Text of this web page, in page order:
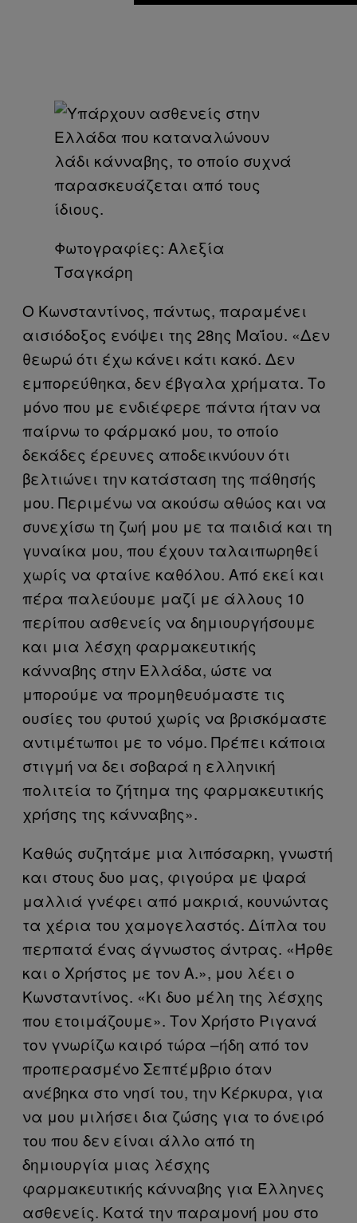
Φωτογραφίες: Αλεξία
Τσαγκάρη
Ο Κωνσταντίνος, πάντως, παραμένει
αισιόδοξος ενόψει της 28ης Μαΐου. «Δεν
θεωρώ ότι έχω κάνει κάτι κακό. Δεν
εμπορεύθηκα, δεν έβγαλα χρήματα. Το
μόνο που με ενδιέφερε πάντα ήταν να
παίρνω το φάρμακό μου, το οποίο
δεκάδες έρευνες αποδεικνύουν ότι
βελτιώνει την κατάσταση της πάθησής
μου. Περιμένω να ακούσω αθώος και να
συνεχίσω τη ζωή μου με τα παιδιά και τη
γυναίκα μου, που έχουν ταλαιπωρηθεί
χωρίς να φταίνε καθόλου. Από εκεί και
πέρα παλεύουμε μαζί με άλλους 10
περίπου ασθενείς να δημιουργήσουμε
και μια λέσχη φαρμακευτικής
κάνναβης στην Ελλάδα, ώστε να
μπορούμε να προμηθευόμαστε τις
ουσίες του φυτού χωρίς να βρισκόμαστε
αντιμέτωποι με το νόμο. Πρέπει κάποια
στιγμή να δει σοβαρά η ελληνική
πολιτεία το ζήτημα της φαρμακευτικής
χρήσης της κάνναβης».
Καθώς συζητάμε μια λιπόσαρκη, γνωστή
και στους δυο μας, φιγούρα με ψαρά
μαλλιά γνέφει από μακριά, κουνώντας
τα χέρια του χαμογελαστός. Δίπλα του
περπατά ένας άγνωστος άντρας. «Ήρθε
και ο Χρήστος με τον Α.», μου λέει ο
Κωνσταντίνος. «Κι δυο μέλη της λέσχης
που ετοιμάζουμε». Τον Χρήστο Ριγανά
τον γνωρίζω καιρό τώρα –ήδη από τον
προπερασμένο Σεπτέμβριο όταν
ανέβηκα στο νησί του, την Κέρκυρα, για
να μου μιλήσει δια ζώσης για το όνειρό
του που δεν είναι άλλο από τη
δημιουργία μιας λέσχης
φαρμακευτικής κάνναβης για Έλληνες
ασθενείς. Κατά την παραμονή μου στο